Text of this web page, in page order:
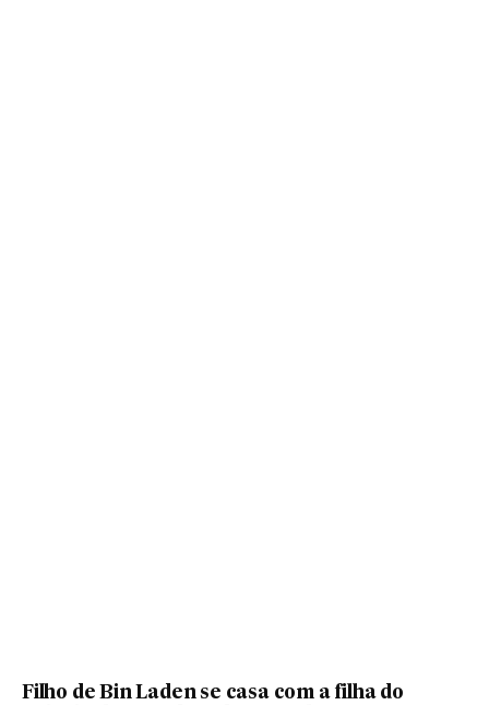
Filho de Bin Laden se casa com a filha do